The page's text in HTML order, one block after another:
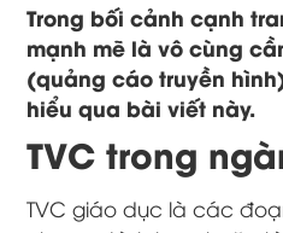
Trong bối cảnh cạnh
mạnh mẽ là vô cùng
(quảng cáo truyền
hiểu qua bài viết này.
TVC trong
TVC giáo dục là các